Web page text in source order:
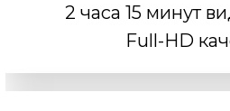
2 часа 15 минут
Full-HD